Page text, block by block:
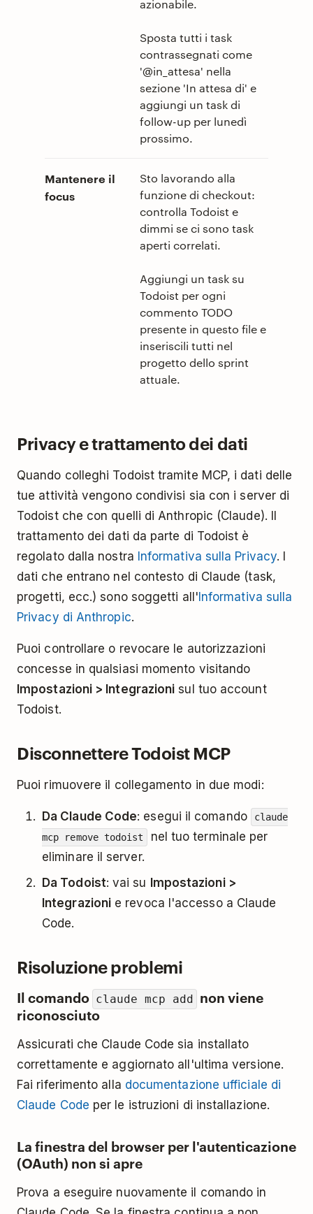
azionabile.
Sposta tutti i task
contrassegnati come
'@in_attesa' nella
sezione 'In attesa di' e
aggiungi un task di
follow-up per lunedì
prossimo.
Mantenere il
focus
Sto lavorando alla
funzione di checkout:
controlla Todoist e
dimmi se ci sono task
aperti correlati.
Aggiungi un task su
Todoist per ogni
commento TODO
presente in questo file e
inseriscili tutti nel
progetto dello sprint
attuale.
Privacy e trattamento dei dati
Quando colleghi Todoist tramite MCP, i dati delle
tue attività vengono condivisi sia con i server di
Todoist che con quelli di Anthropic (Claude). Il
trattamento dei dati da parte di Todoist è
regolato dalla nostra Informativa sulla Privacy. I
dati che entrano nel contesto di Claude (task,
progetti, ecc.) sono soggetti all'Informativa sulla
Privacy di Anthropic.
Puoi controllare o revocare le autorizzazioni
concesse in qualsiasi momento visitando
Impostazioni > Integrazioni sul tuo account
Todoist.
Disconnettere Todoist MCP
Puoi rimuovere il collegamento in due modi:
Da Claude Code: esegui il comando
claude
mcp remove todoist
nel tuo terminale per
eliminare il server.
Da Todoist: vai su Impostazioni >
Integrazioni e revoca l'accesso a Claude
Code.
Risoluzione problemi
Il comando claude mcp add non viene
riconosciuto
Assicurati che Claude Code sia installato
correttamente e aggiornato all'ultima versione.
Fai riferimento alla documentazione ufficiale di
Claude Code per le istruzioni di installazione.
La finestra del browser per l'autenticazione
(OAuth) non si apre
Prova a eseguire nuovamente il comando in